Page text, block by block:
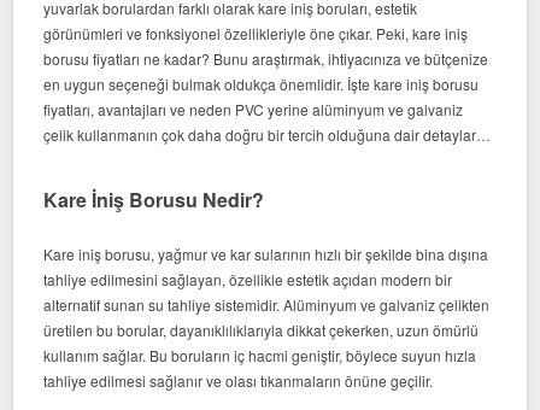
yuvarlak borulardan farklı olarak kare iniş boruları, estetik
görünümleri ve fonksiyonel özellikleriyle öne çıkar. Peki, kare iniş
borusu fiyatları ne kadar? Bunu araştırmak, ihtiyacınıza ve bütçenize
en uygun seçeneği bulmak oldukça önemlidir. İşte kare iniş borusu
fiyatları, avantajları ve neden PVC yerine alüminyum ve galvaniz
çelik kullanmanın çok daha doğru bir tercih olduğuna dair detaylar…
Kare İniş Borusu Nedir?
Kare iniş borusu, yağmur ve kar sularının hızlı bir şekilde bina dışına
tahliye edilmesini sağlayan, özellikle estetik açıdan modern bir
alternatif sunan su tahliye sistemidir. Alüminyum ve galvaniz çelikten
üretilen bu borular, dayanıklılıklarıyla dikkat çekerken, uzun ömürlü
kullanım sağlar. Bu boruların iç hacmi geniştir, böylece suyun hızla
tahliye edilmesi sağlanır ve olası tıkanmaların önüne geçilir.